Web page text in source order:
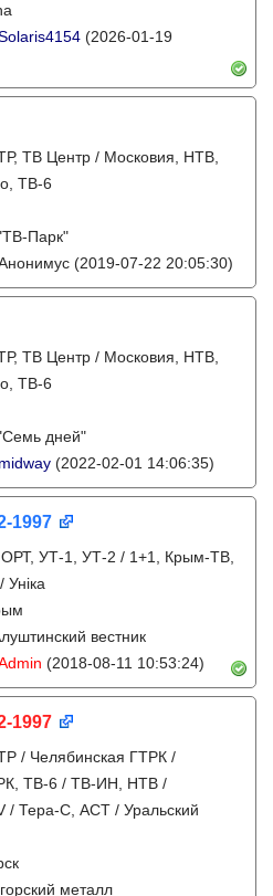
(2026-01-19
ТВ Центр / Московия, НТВ,
ТВ-6
Парк"
(2019-07-22 20:05:30)
ТВ Центр / Московия, НТВ,
ТВ-6
дней"
midway (2022-02-01 14:06:35)
1997
УТ-1, УТ-2 / 1+1, Крым-ТВ,
Унiка
вестник
(2018-08-11 10:53:24)
1997
/ Челябинская ГТРК /
ТВ-6 / ТВ-ИН, НТВ /
/ Тера-С, АСТ / Уральский
металл